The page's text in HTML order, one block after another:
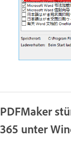
PDFMaker
365 unter